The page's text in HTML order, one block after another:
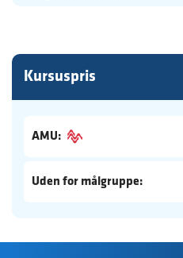
Kursuspris
AMU:
Uden for målgruppe: